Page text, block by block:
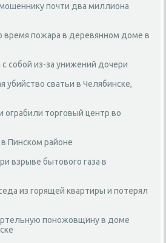
почти два миллиона
время пожара в деревянном доме в
собой из-за унижений дочери
убийство сватьи в Челябинске,
ограбили торговый центр во
Пинском районе
взрыве бытового газа в
из горящей квартиры и потерял
поножовщину в доме